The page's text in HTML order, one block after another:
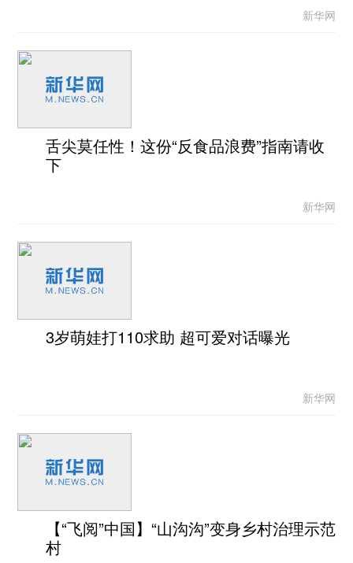
新华网
舌尖莫任性！这份“反食品浪费”指南请收
下
新华网
3岁萌娃打110求助 超可爱对话曝光
新华网
【“飞阅”中国】“山沟沟”变身乡村治理示范
村